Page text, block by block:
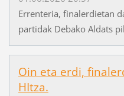
Errenteria, finalerdietan
partidak Debako Aldats
Oin eta erdi,
HItza.